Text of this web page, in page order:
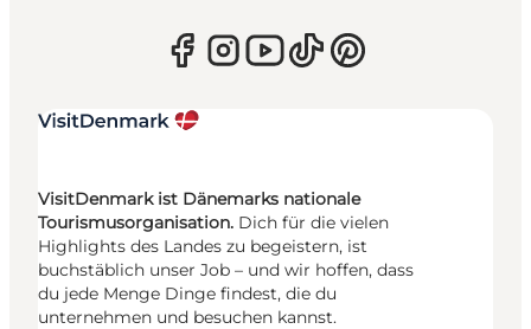
VisitDenmark ist Dänemarks nationale
Tourismusorganisation. Dich für die vielen
Highlights des Landes zu begeistern, ist
buchstäblich unser Job – und wir hoffen, dass
du jede Menge Dinge findest, die du
unternehmen und besuchen kannst.